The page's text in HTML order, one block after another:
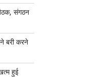
संगठन
बरी करने
हुई